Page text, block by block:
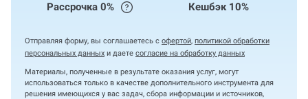
Рассрочка 0% Кешбэк 10%
Отправляя форму, вы соглашаетесь с офертой, политикой обработки
персональных данных и даете согласие на обработку данных
Материалы, полученные в результате оказания услуг, могут
использоваться только в качестве дополнительного инструмента для
решения имеющихся у вас задач, сбора информации и источников,